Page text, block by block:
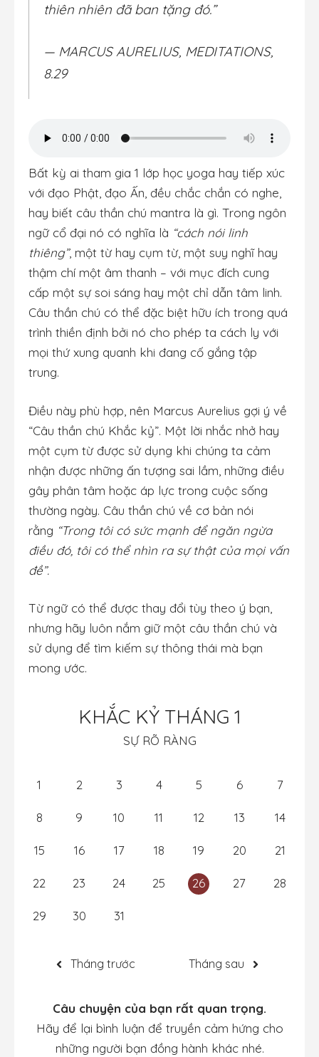
thiên nhiên đã ban tặng đó.”
— MARCUS AURELIUS, MEDITATIONS,
8.29
Bất kỳ ai tham gia 1 lớp học yoga hay tiếp xúc
với đạo Phật, đạo Ấn, đều chắc chắn có nghe,
hay biết câu thần chú mantra là gì. Trong ngôn
ngữ cổ đại nó có nghĩa là “cách nói linh
thiêng”, một từ hay cụm từ, một suy nghĩ hay
thậm chí một âm thanh – với mục đích cung
cấp một sự soi sáng hay một chỉ dẫn tâm linh.
Câu thần chú có thể đặc biệt hữu ích trong quá
trình thiền định bởi nó cho phép ta cách ly với
mọi thứ xung quanh khi đang cố gắng tập
trung.
Điều này phù hợp, nên Marcus Aurelius gợi ý về
“Câu thần chú Khắc kỷ”. Một lời nhắc nhở hay
một cụm từ được sử dụng khi chúng ta cảm
nhận được những ấn tượng sai lầm, những điều
gây phân tâm hoặc áp lực trong cuộc sống
thường ngày. Câu thần chú về cơ bản nói
rằng “Trong tôi có sức mạnh để ngăn ngừa
điều đó, tôi có thể nhìn ra sự thật của mọi vấn
đề”.
Từ ngữ có thể được thay đổi tùy theo ý bạn,
nhưng hãy luôn nắm giữ một câu thần chú và
sử dụng để tìm kiếm sự thông thái mà bạn
mong ước.
KHẮC KỶ THÁNG 1
SỰ RÕ RÀNG
1 2 3 4 5 6 7
8 9 10 11 12 13 14
15 16 17 18 19 20 21
22 23 24 25 26 27 28
29 30 31
Tháng trước Tháng sau
Câu chuyện của bạn rất quan trọng.
Hãy để lại bình luận để truyền cảm hứng cho
những người bạn đồng hành khác nhé.